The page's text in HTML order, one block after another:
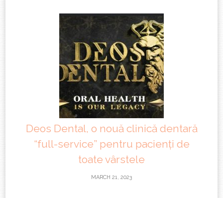
Deos Dental, o nouă clinică dentară
“full-service” pentru pacienți de
toate vârstele
MARCH 21, 2023